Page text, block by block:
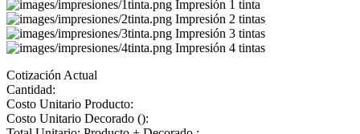
Impresión 1 tinta
Impresión 2 tintas
Impresión 3 tintas
Impresión 4 tintas
Cotización Actual
Cantidad:
Costo Unitario Producto:
Costo Unitario Decorado ():